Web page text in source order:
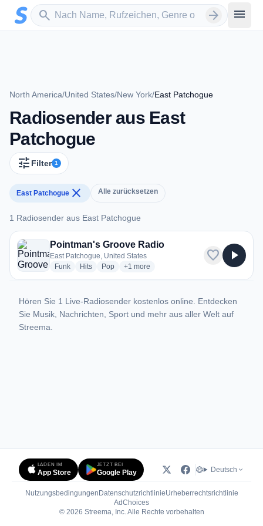
Zum Hauptinhalt springen
search
Sender suchen arrow_forward menu
North America/United States/New York/East Patchogue
Radiosender aus East
Patchogue
tune Filter 1
East Patchogue close Alle zurücksetzen
1 Radiosender aus East Patchogue
1 Radiosender aus East Patchogue
Pointman's Groove Radio
East Patchogue, United States
Funkradio stations
Hitsradio stations
Popradio stations
+1 more genres for Pointman's Groove
more
favorite play_arrow
Hören Sie 1 Live-Radiosender kostenlos online. Entdecken
Sie Musik, Nachrichten, Sport und mehr aus aller Welt auf
Streema.
LADEN IM
App Store
JETZT BEI
Google Play Deutsch
Nutzungsbedingungen DatenschutzrichtlinieUrheberrechtsrichtlinie
AdChoices(öffnet in neuem Tab)
© 2026 Streema, Inc. Alle Rechte vorbehalten